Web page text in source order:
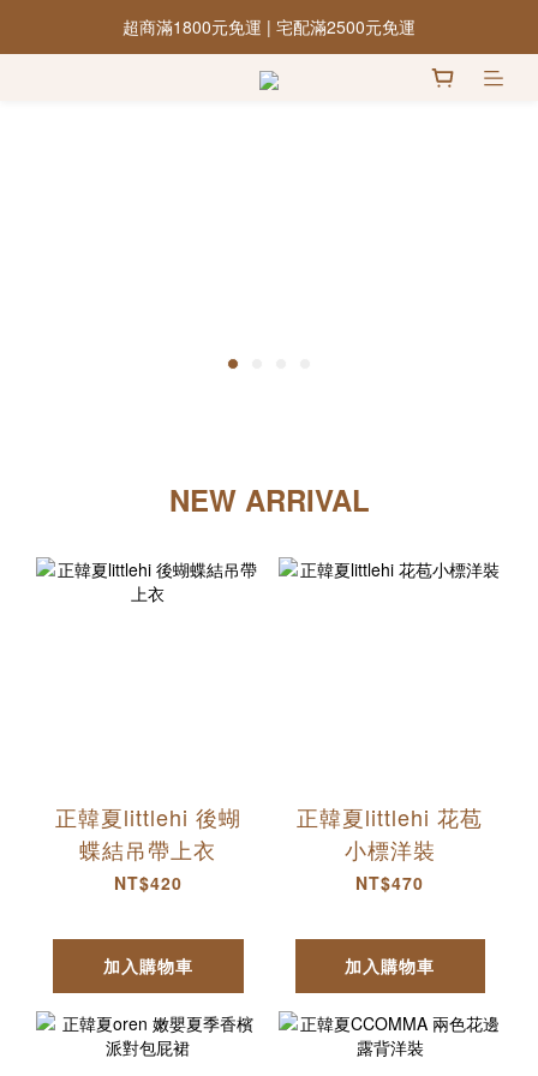
超商滿1800元免運 | 宅配滿2500元免運
NEW ARRIVAL
正韓夏littlehi 後蝴
蝶結吊帶上衣
NT$420
加入購物車
正韓夏littlehi 花苞
小標洋裝
NT$470
加入購物車